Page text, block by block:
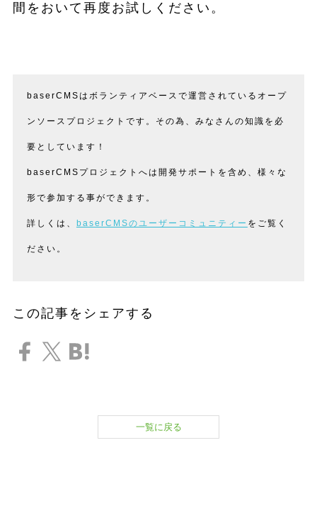
間をおいて再度お試しください。
baserCMSはボランティアベースで運営されているオープ
ンソースプロジェクトです。その為、みなさんの知識を必
要としています！
baserCMSプロジェクトへは開発サポートを含め、様々な
形で参加する事ができます。
詳しくは、 baserCMSのユーザーコミュニティー をご覧く
ださい。
この記事をシェアする
一覧に戻る